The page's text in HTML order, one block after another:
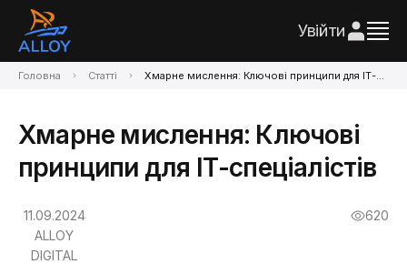
Увійти
Головна Статті Хмарне мислення: Ключові принципи для ІТ-спеціалістів
Хмарне мислення: Ключові
принципи для ІТ-спеціалістів
11.09.2024
ALLOY
DIGITAL
620